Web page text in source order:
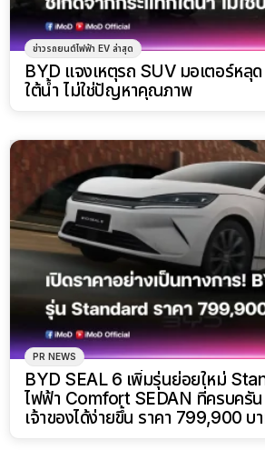
ข่าวรถยนต์ไฟฟ้า EV ล่าสุด
BYD แจงเหตุรถ SUV มอเตอร์หลุด
ใต้น้ำ ไม่ใช่ปัญหาคุณภาพ
PR NEWS
BYD SEAL 6 เพิ่มรุ่นย่อยใหม่
ไฟฟ้า Comfort SEDAN ที่ครบครัน
เจ้าของได้ง่ายขึ้น ราคา 799,900 บ